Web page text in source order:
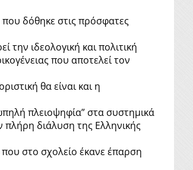
δόθηκε στις πρόσφατες
ιδεολογική και πολιτική
που αποτελεί τον
θα είναι και η
πλειοψηφία” στα συστημικά
διάλυση της Ελληνικής
στο σχολείο έκανε έπαρση